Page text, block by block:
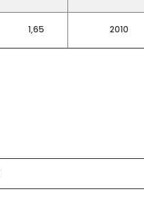
1,65 2010